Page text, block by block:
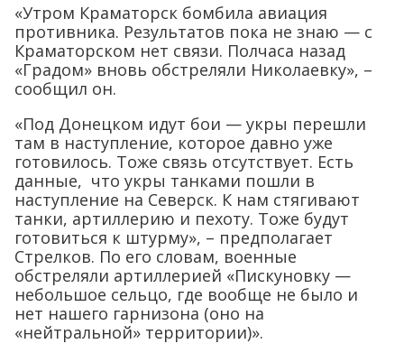
«Утром Краматорск бомбила авиация
противника. Результатов пока не знаю — с
Краматорском нет связи. Полчаса назад
«Градом» вновь обстреляли Николаевку», –
сообщил он.
«Под Донецком идут бои — укры перешли
там в наступление, которое давно уже
готовилось. Тоже связь отсутствует. Есть
данные, что укры танками пошли в
наступление на Северск. К нам стягивают
танки, артиллерию и пехоту. Тоже будут
готовиться к штурму», – предполагает
Стрелков. По его словам, военные
обстреляли артиллерией «Пискуновку —
небольшое сельцо, где вообще не было и
нет нашего гарнизона (оно на
«нейтральной» территории)».